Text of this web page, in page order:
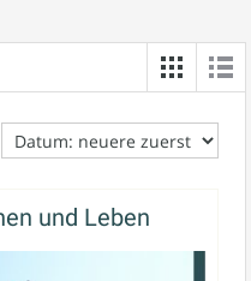
und Leben